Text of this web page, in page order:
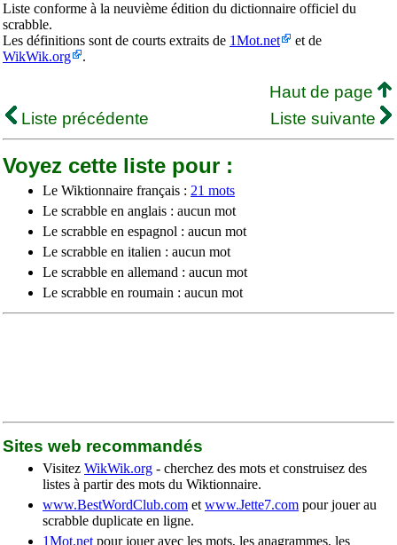
Liste conforme à la neuvième édition du dictionnaire officiel du
scrabble.
Les définitions sont de courts extraits de 1Mot.net
et de
WikWik.org
.
Haut de page
Liste précédente
Liste suivante
Voyez cette liste pour :
Le Wiktionnaire français : 21 mots
Le scrabble en anglais : aucun mot
Le scrabble en espagnol : aucun mot
Le scrabble en italien : aucun mot
Le scrabble en allemand : aucun mot
Le scrabble en roumain : aucun mot
Sites web recommandés
Visitez WikWik.org - cherchez des mots et construisez des
listes à partir des mots du Wiktionnaire.
www.BestWordClub.com et www.Jette7.com pour jouer au
scrabble duplicate en ligne.
1Mot.net pour jouer avec les mots, les anagrammes, les